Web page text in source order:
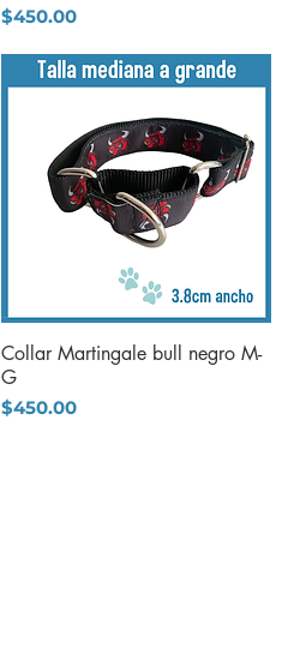
Precio
$450.00
Vista rápida
Collar Martingale bull negro M-
G
Precio
$450.00